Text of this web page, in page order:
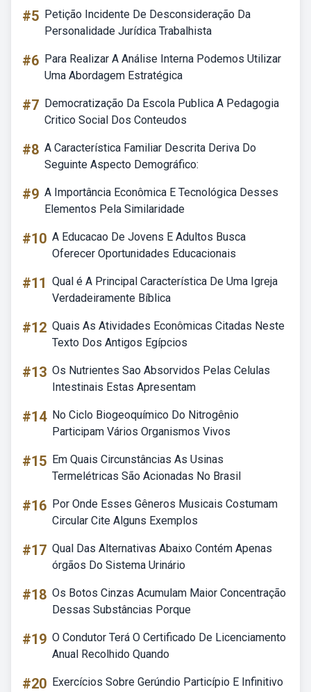
#5 Petição Incidente De Desconsideração Da
Personalidade Jurídica Trabalhista
#6 Para Realizar A Análise Interna Podemos Utilizar
Uma Abordagem Estratégica
#7 Democratização Da Escola Publica A Pedagogia
Critico Social Dos Conteudos
#8 A Característica Familiar Descrita Deriva Do
Seguinte Aspecto Demográfico:
#9 A Importância Econômica E Tecnológica Desses
Elementos Pela Similaridade
#10 A Educacao De Jovens E Adultos Busca
Oferecer Oportunidades Educacionais
#11 Qual é A Principal Característica De Uma Igreja
Verdadeiramente Bíblica
#12 Quais As Atividades Econômicas Citadas Neste
Texto Dos Antigos Egípcios
#13 Os Nutrientes Sao Absorvidos Pelas Celulas
Intestinais Estas Apresentam
#14 No Ciclo Biogeoquímico Do Nitrogênio
Participam Vários Organismos Vivos
#15 Em Quais Circunstâncias As Usinas
Termelétricas São Acionadas No Brasil
#16 Por Onde Esses Gêneros Musicais Costumam
Circular Cite Alguns Exemplos
#17 Qual Das Alternativas Abaixo Contém Apenas
órgãos Do Sistema Urinário
#18 Os Botos Cinzas Acumulam Maior Concentração
Dessas Substâncias Porque
#19 O Condutor Terá O Certificado De Licenciamento
Anual Recolhido Quando
#20 Exercícios Sobre Gerúndio Particípio E Infinitivo